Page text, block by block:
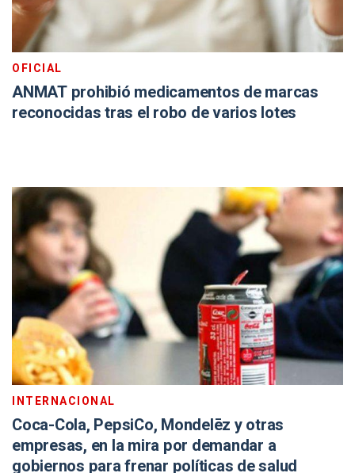
OFICIAL
ANMAT prohibió medicamentos de marcas
reconocidas tras el robo de varios lotes
INTERNACIONAL
Coca-Cola, PepsiCo, Mondelēz y otras
empresas, en la mira por demandar a
gobiernos para frenar políticas de salud